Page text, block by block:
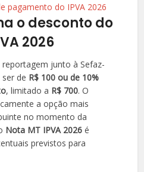
pagamento do IPVA 2026
o desconto do
2026
junto à Sefaz-
de R$ 100 ou de 10%
, limitado a R$ 700. O
a opção mais
no momento da
Nota MT IPVA 2026 é
previstos para